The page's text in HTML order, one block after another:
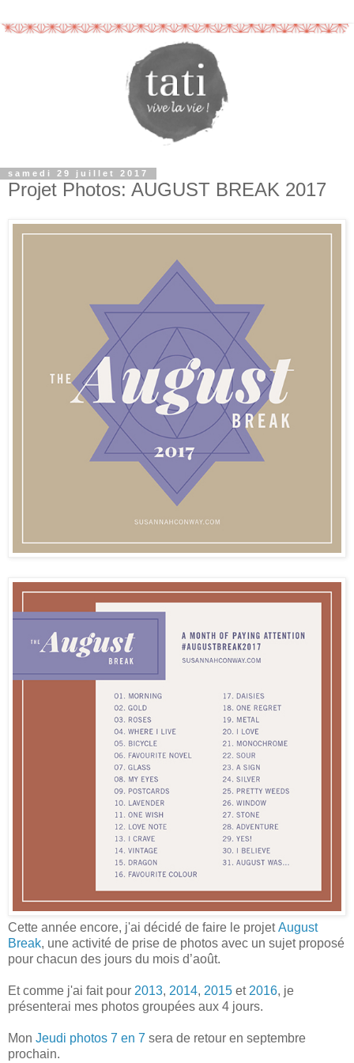
samedi 29 juillet 2017
Projet Photos: AUGUST BREAK 2017
Cette année encore, j'ai décidé de faire le projetAugust
Break, une activité de prise de photos avec un sujet proposé
pour chacun des jours du mois d’août.
Et comme j'ai fait pour 2013, 2014, 2015 et 2016, je
présenterai mes photos groupées aux 4 jours.
Mon Jeudi photos 7 en 7 sera de retour en septembre
prochain.